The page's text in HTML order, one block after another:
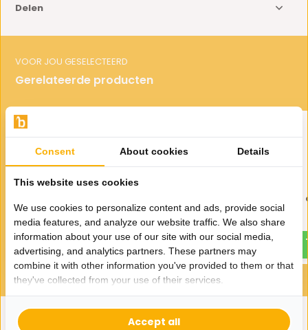
Delen
VOOR JOU GESELECTEERD
Gerelateerde producten
725,- 365,-
Schelpvaas Klein 60
285,- 139,-
Consent About cookies Details
This website uses cookies
We use cookies to personalize content and ads, provide social
media features, and analyze our website traffic. We also share
information about your use of our site with our social media,
advertising, and analytics partners. These partners may
combine it with other information you've provided to them or that
they've collected from your use of their services.
Accept all